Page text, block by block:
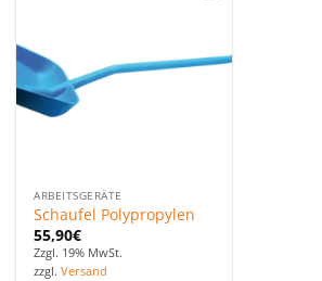
ARBEITSGERÄTE
Schaufel Polypropylen
55,90€
Zzgl. 19% MwSt.
zzgl.Versand